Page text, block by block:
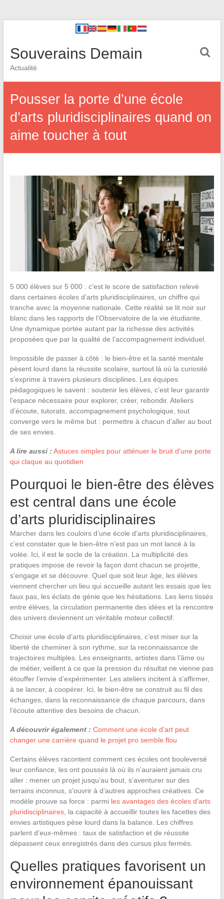
Souverains Demain
Actualité
Pousser la porte d’une école
d’arts pluridisciplinaires quand on
aime toucher à tout
5 000 élèves sur 5 000 : c’est le score de satisfaction relevé
dans certaines écoles d’arts pluridisciplinaires, un chiffre qui
tranche avec la moyenne nationale. Cette réalité se lit noir sur
blanc dans les rapports de l’Observatoire de la vie étudiante.
Une dynamique portée autant par la richesse des activités
proposées que par la qualité de l’accompagnement individuel.
Impossible de passer à côté : le bien-être et la santé mentale
pèsent lourd dans la réussite scolaire, surtout là où la curiosité
s’exprime à travers plusieurs disciplines. Les équipes
pédagogiques le savent : soutenir les élèves, c’est leur garantir
l’espace nécessaire pour explorer, créer, rebondir. Ateliers
d’écoute, tutorats, accompagnement psychologique, tout
converge vers le même but : permettre à chacun d’aller au bout
de ses envies.
A lire aussi : Astuces simples pour atténuer le bruit d'une porte
qui claque au quotidien
Pourquoi le bien-être des élèves
est central dans une école
d’arts pluridisciplinaires
Marcher dans les couloirs d’une école d’arts pluridisciplinaires,
c’est constater que le bien-être n’est pas un mot lancé à la
volée. Ici, il est le socle de la création. La multiplicité des
pratiques impose de revoir la façon dont chacun se projette,
s’engage et se découvre. Quel que soit leur âge, les élèves
viennent chercher un lieu qui accueille autant les essais que les
faux pas, les éclats de génie que les hésitations. Les liens tissés
entre élèves, la circulation permanente des idées et la rencontre
des univers deviennent un véritable moteur collectif.
Choisir une école d’arts pluridisciplinaires, c’est miser sur la
liberté de cheminer à son rythme, sur la reconnaissance de
trajectoires multiples. Les enseignants, artistes dans l’âme ou
de métier, veillent à ce que la pression du résultat ne vienne pas
étouffer l’envie d’expérimenter. Les ateliers incitent à s’affirmer,
à se lancer, à coopérer. Ici, le bien-être se construit au fil des
échanges, dans la reconnaissance de chaque parcours, dans
l’écoute attentive des besoins de chacun.
A découvrir également : Comment une école d'art peut
changer une carrière quand le projet pro semble flou
Certains élèves racontent comment ces écoles ont bouleversé
leur confiance, les ont poussés là où ils n’auraient jamais cru
aller : mener un projet jusqu’au bout, s’aventurer sur des
terrains inconnus, s’ouvrir à d’autres approches créatives. Ce
modèle prouve sa force : parmi les avantages des écoles d’arts
pluridisciplinaires, la capacité à accueillir toutes les facettes des
envies artistiques pèse lourd dans la balance. Les chiffres
parlent d’eux-mêmes : taux de satisfaction et de réussite
dépassent ceux enregistrés dans des cursus plus fermés.
Quelles pratiques favorisent un
environnement épanouissant